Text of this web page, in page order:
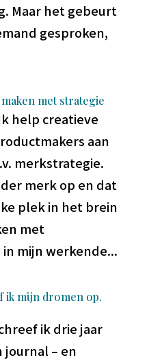
Maar het gebeurt
gesproken,
met strategie
help creatieve
aan
merkstrategie.
merk op en dat
plek in het brein
met
mijn werkende...
ik mijn dromen op.
ik drie jaar
journal – en